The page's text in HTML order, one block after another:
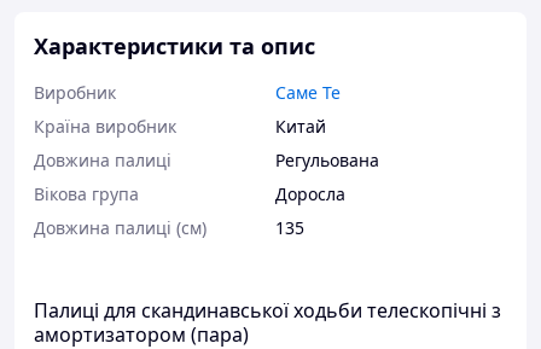
Характеристики та опис
Виробник
Саме Те
Країна виробник
Китай
Довжина палиці
Регульована
Вікова група
Доросла
Довжина палиці (см)
135
Палиці для скандинавської ходьби телескопічні з
амортизатором (пара)